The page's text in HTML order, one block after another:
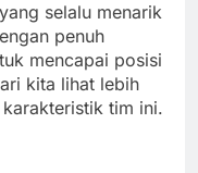
selalu menarik
penuh
mencapai posisi
kita lihat lebih
tim ini.